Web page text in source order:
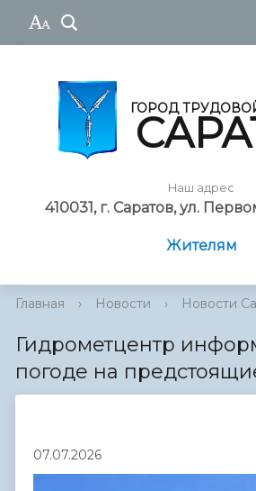
ГОРОД
Наш адрес
410031, г. Саратов, ул.
Жителям
Главная › Новости › Новости
Гидрометцентр
погоде на
07.07.2026